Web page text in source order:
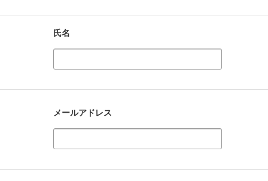
氏名
メールアドレス